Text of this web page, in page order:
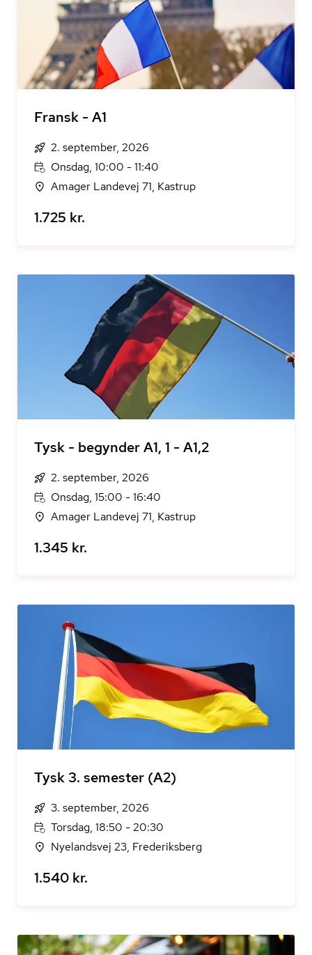
Fransk - A1
2. september, 2026
Onsdag, 10:00 - 11:40
Amager Landevej 71, Kastrup
1.725 kr.
Tysk - begynder A1, 1 - A1,2
2. september, 2026
Onsdag, 15:00 - 16:40
Amager Landevej 71, Kastrup
1.345 kr.
Tysk 3. semester (A2)
3. september, 2026
Torsdag, 18:50 - 20:30
Nyelandsvej 23, Frederiksberg
1.540 kr.